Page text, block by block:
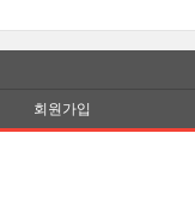
회원가입